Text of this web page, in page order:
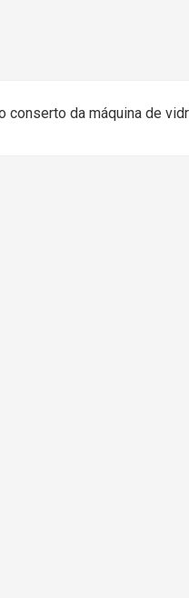
conserto da máquina de